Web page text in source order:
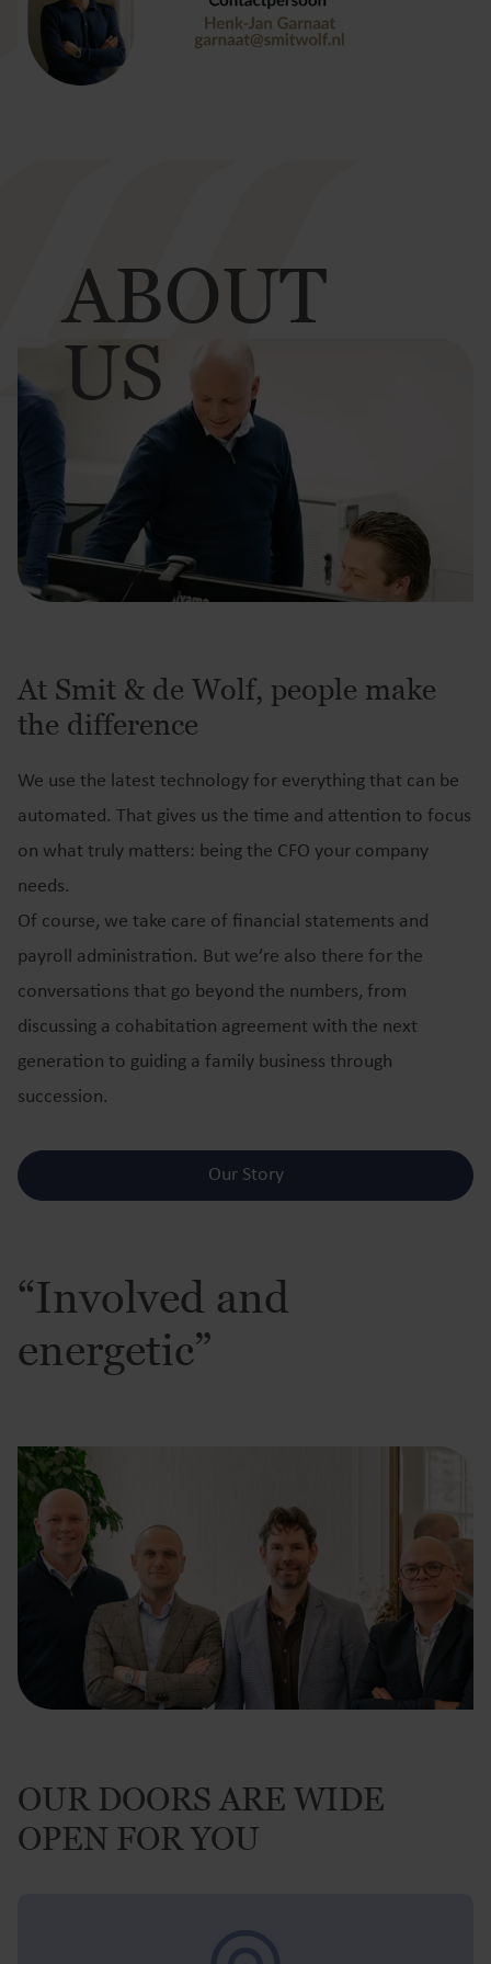
ABOUT
US
At Smit & de Wolf, people make
the difference
We use the latest technology for everything that can be
automated. That gives us the time and attention to focus
on what truly matters: being the CFO your company
needs.
Of course, we take care of financial statements and
payroll administration. But we’re also there for the
conversations that go beyond the numbers, from
discussing a cohabitation agreement with the next
generation to guiding a family business through
succession.
Our Story
“Involved and
energetic”
OUR DOORS ARE WIDE
OPEN FOR YOU